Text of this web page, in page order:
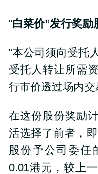
“白菜价”发行奖励
“本公司须向受托
受托人转让所需
行市价透过场内交
在这份股份奖励
活选择了前者，
股份予公司委任
0.01港元，较上